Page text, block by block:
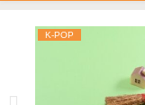
K-POP